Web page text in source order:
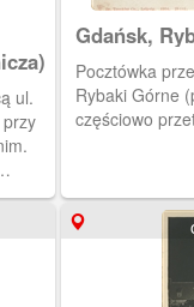
ul.
Gdańsk,
Dolne.
Pocztówka
Rybaki Górne (po
częściowo